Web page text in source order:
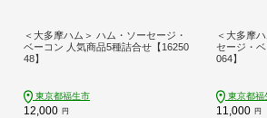
＜大多摩ハム＞ ハム・ソーセージ・
ベーコン 人気商品5種詰合せ【16250
48】
東京都福生市
12,000 円
＜大多摩
セージ・
064】
東京都福
11,000 円